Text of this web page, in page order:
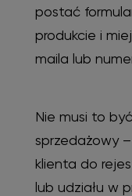
postać
produkcie i
maila lub
Nie musi to
sprzedażowy
klienta do
lub udziału w